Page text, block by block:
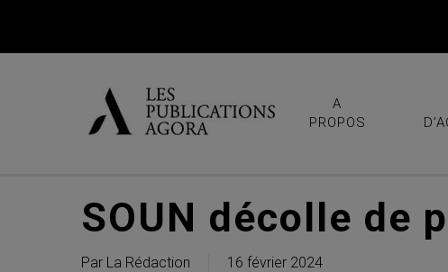
A
PROPOS
SOUN décolle de
Par La Rédaction 16 février 2024